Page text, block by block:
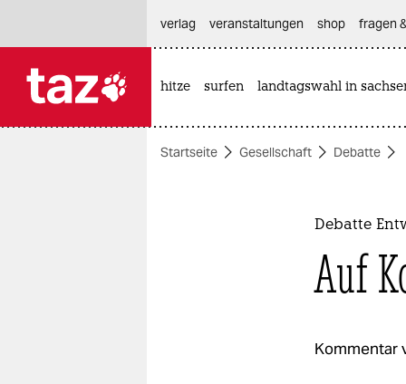
themen
verlag
veranstaltungen shop fragen
hitze surfen landtagswahl in
Startseite Gesellschaft Debatte
Debatte
Auf
Kommentar